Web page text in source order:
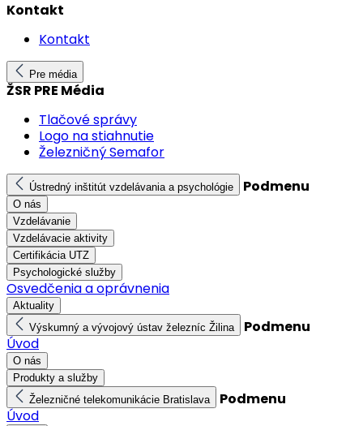
Kontakt
Kontakt
Pre média
ŽSR PRE Média
Tlačové správy
Logo na stiahnutie
Železničný Semafor
Ústredný inštitút vzdelávania a psychológie Podmenu
O nás
Vzdelávanie
Vzdelávacie aktivity
Certifikácia UTZ
Psychologické služby
Osvedčenia a oprávnenia
Aktuality
Výskumný a vývojový ústav železníc Žilina
Podmenu
Úvod
O nás
Produkty a služby
Železničné telekomunikácie Bratislava
Podmenu
Úvod